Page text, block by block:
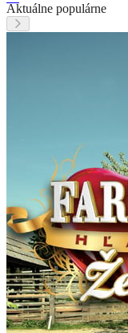
Aktuálne populárne